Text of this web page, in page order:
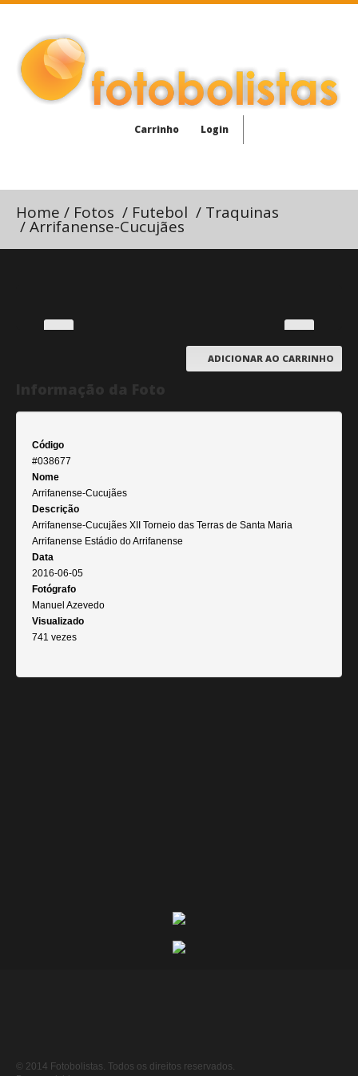
Carrinho Login
Home / Fotos / Futebol / Traquinas
/Arrifanense-Cucujães
ADICIONAR AO CARRINHO
Código
#038677
Nome
Arrifanense-Cucujães
Descrição
Arrifanense-Cucujães XII Torneio das Terras de Santa Maria
Arrifanense Estádio do Arrifanense
Data
2016-06-05
Fotógrafo
Manuel Azevedo
Visualizado
741 vezes
© 2014 Fotobolistas. Todos os direitos reservados.